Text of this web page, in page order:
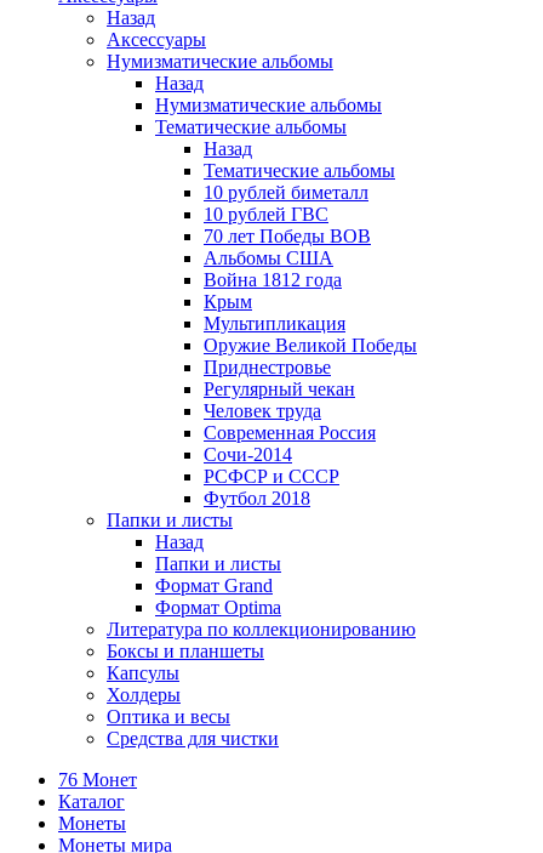
Назад
Аксессуары
Нумизматические альбомы
Назад
Нумизматические альбомы
Тематические альбомы
Назад
Тематические альбомы
10 рублей биметалл
10 рублей ГВС
70 лет Победы ВОВ
Альбомы США
Война 1812 года
Крым
Мультипликация
Оружие Великой Победы
Приднестровье
Регулярный чекан
Человек труда
Современная Россия
Сочи-2014
РСФСР и СССР
Футбол 2018
Папки и листы
Назад
Папки и листы
Формат Grand
Формат Optima
Литература по коллекционированию
Боксы и планшеты
Капсулы
Холдеры
Оптика и весы
Средства для чистки
76 Монет
Каталог
Монеты
Монеты мира